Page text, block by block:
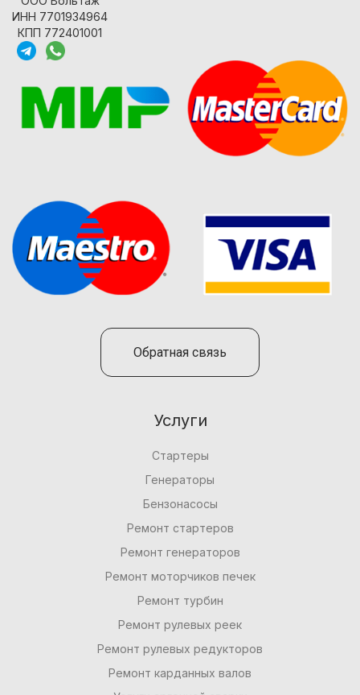
ИНН 7701934964
КПП 772401001
Обратная связь
Услуги
Стартеры
Генераторы
Бензонасосы
Ремонт стартеров
Ремонт генераторов
Ремонт моторчиков печек
Ремонт турбин
Ремонт рулевых реек
Ремонт рулевых редукторов
Ремонт карданных валов